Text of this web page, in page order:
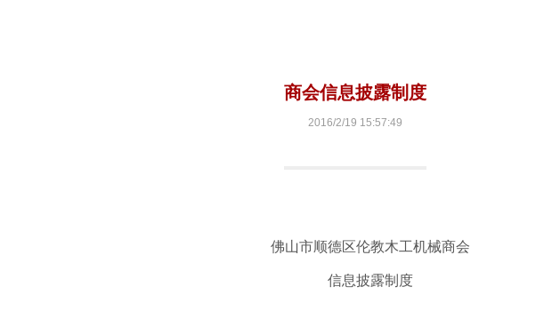
商会信息披露制度
2016/2/19 15:57:49
佛山市顺德区伦教木工机械商会
信息披露制度